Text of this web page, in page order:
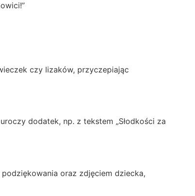
czy lizaków, przyczepiając
dodatek, np. z tekstem „Słodkości za
oraz zdjęciem dziecka,